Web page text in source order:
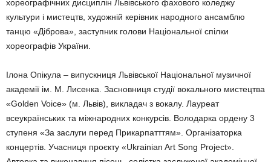
хореографічних дисциплін Львів­ського фахового коледжу
культури і мистецтв, художній керівник на­родного ансамблю
танцю «Дібро­ва», заступник голови Національ­ної спілки
хореографів України.
Ілона Опікула – випускниця Львівської Національної музичної
академії ім. М. Лисенка. Заснов­ниця студії вокального мистецтва
«Golden Voice» (м. Львів), викладач з вокалу. Лауреат
всеукраїнських та міжнародних конкурсів. Воло­дарка ордену 3
ступеня «За заслу­ги перед Прикарпатттям». Органі­заторка
концертів. Учасниця проєкту «Ukrainian Art Song Projeсt».